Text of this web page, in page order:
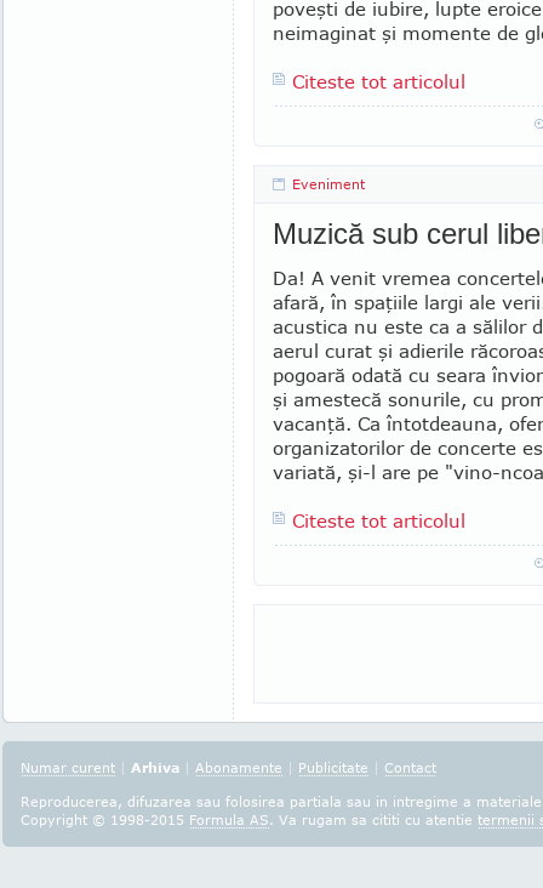
poveşti de iubire, lupte
neimaginat şi momente de
Citeste tot articolul
Eveniment
Muzică sub cerul
Da! A venit vremea
afară, în spaţiile largi ale
acustica nu este ca a sălilor
aerul curat şi adierile
pogoară odată cu seara
şi amestecă sonurile, cu
vacanţă. Ca întotdeauna,
organizatorilor de concerte
variată, şi-l are pe "vino-
Citeste tot articolul
Numar curent | Arhiva | Abonamente | Publicitate | Contact
Reproducerea, difuzarea sau folosirea partiala sau in intregime a
Copyright © 1998-2015 Formula AS. Va rugam sa cititi cu atentie termenii